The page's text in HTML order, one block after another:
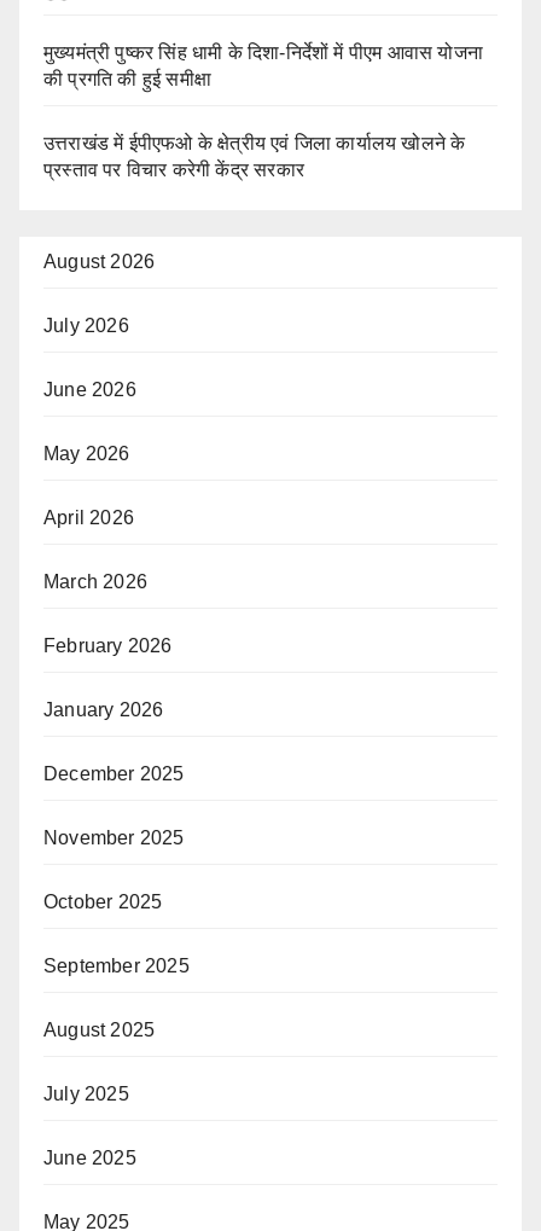
मुख्यमंत्री पुष्कर सिंह धामी के दिशा-निर्देशों में पीएम आवास योजना
की प्रगति की हुई समीक्षा
उत्तराखंड में ईपीएफओ के क्षेत्रीय एवं जिला कार्यालय खोलने के
प्रस्ताव पर विचार करेगी केंद्र सरकार
August 2026
July 2026
June 2026
May 2026
April 2026
March 2026
February 2026
January 2026
December 2025
November 2025
October 2025
September 2025
August 2025
July 2025
June 2025
May 2025